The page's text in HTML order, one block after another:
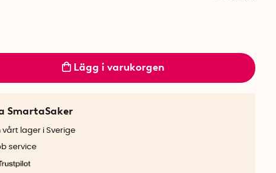
Lägg i varukorgen
SmartaSaker
lager i Sverige
service